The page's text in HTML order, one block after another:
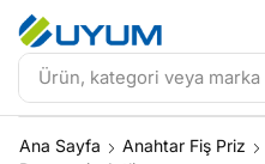
Ürün, kategori veya marka
Ana Sayfa Anahtar Fiş Priz